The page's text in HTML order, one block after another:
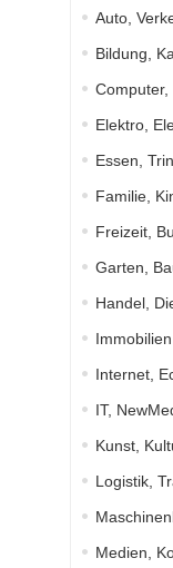
Auto,
Bildung,
Computer,
Elektro,
Essen,
Familie,
Freizeit,
Garten,
Handel,
Immobilien
Internet,
IT,
Kunst,
Logistik,
Medien,